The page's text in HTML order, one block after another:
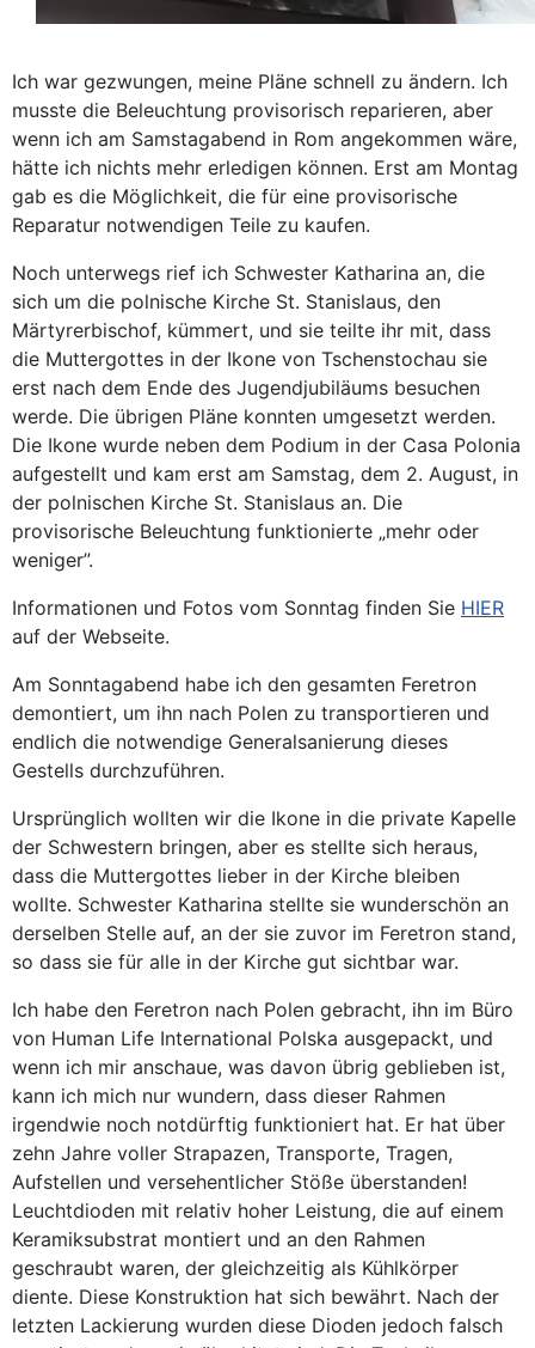
Ich war gezwungen, meine Pläne schnell zu ändern. Ich
musste die Beleuchtung provisorisch reparieren, aber
wenn ich am Samstagabend in Rom angekommen wäre,
hätte ich nichts mehr erledigen können. Erst am Montag
gab es die Möglichkeit, die für eine provisorische
Reparatur notwendigen Teile zu kaufen.
Noch unterwegs rief ich Schwester Katharina an, die
sich um die polnische Kirche St. Stanislaus, den
Märtyrerbischof, kümmert, und sie teilte ihr mit, dass
die Muttergottes in der Ikone von Tschenstochau sie
erst nach dem Ende des Jugendjubiläums besuchen
werde. Die übrigen Pläne konnten umgesetzt werden.
Die Ikone wurde neben dem Podium in der Casa Polonia
aufgestellt und kam erst am Samstag, dem 2. August, in
der polnischen Kirche St. Stanislaus an. Die
provisorische Beleuchtung funktionierte „mehr oder
weniger”.
Informationen und Fotos vom Sonntag finden Sie HIER
auf der Webseite.
Am Sonntagabend habe ich den gesamten Feretron
demontiert, um ihn nach Polen zu transportieren und
endlich die notwendige Generalsanierung dieses
Gestells durchzuführen.
Ursprünglich wollten wir die Ikone in die private Kapelle
der Schwestern bringen, aber es stellte sich heraus,
dass die Muttergottes lieber in der Kirche bleiben
wollte. Schwester Katharina stellte sie wunderschön an
derselben Stelle auf, an der sie zuvor im Feretron stand,
so dass sie für alle in der Kirche gut sichtbar war.
Ich habe den Feretron nach Polen gebracht, ihn im Büro
von Human Life International Polska ausgepackt, und
wenn ich mir anschaue, was davon übrig geblieben ist,
kann ich mich nur wundern, dass dieser Rahmen
irgendwie noch notdürftig funktioniert hat. Er hat über
zehn Jahre voller Strapazen, Transporte, Tragen,
Aufstellen und versehentlicher Stöße überstanden!
Leuchtdioden mit relativ hoher Leistung, die auf einem
Keramiksubstrat montiert und an den Rahmen
geschraubt waren, der gleichzeitig als Kühlkörper
diente. Diese Konstruktion hat sich bewährt. Nach der
letzten Lackierung wurden diese Dioden jedoch falsch